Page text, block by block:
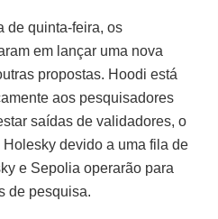
de quinta-feira, os
em lançar uma nova
propostas. Hoodi está
aos pesquisadores
saídas de validadores, o
devido a uma fila de
e Sepolia operarão para
de pesquisa.